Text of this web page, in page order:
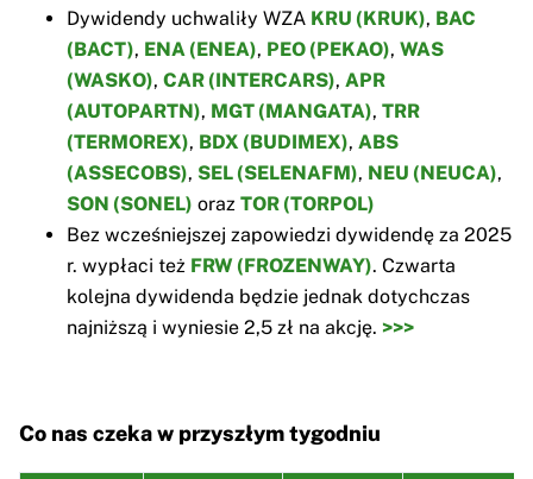
Dywidendy uchwaliły WZA KRU (KRUK), BAC
(BACT), ENA (ENEA), PEO (PEKAO), WAS
(WASKO), CAR (INTERCARS), APR
(AUTOPARTN), MGT (MANGATA), TRR
(TERMOREX), BDX (BUDIMEX), ABS
(ASSECOBS), SEL (SELENAFM), NEU (NEUCA),
SON (SONEL) oraz TOR (TORPOL)
Bez wcześniejszej zapowiedzi dywidendę za 2025
r. wypłaci też FRW (FROZENWAY). Czwarta
kolejna dywidenda będzie jednak dotychczas
najniższą i wyniesie 2,5 zł na akcję. >>>
Co nas czeka w przyszłym tygodniu